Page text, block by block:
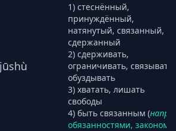
jūshù
1) стеснённый,
принуждённый,
натянутый, связанный,
сдержанный
2) сдерживать,
ограничивать, связывать,
обуздывать
3) хватать, лишать
свободы
4) быть связанным (напр.
обязанностями, законом